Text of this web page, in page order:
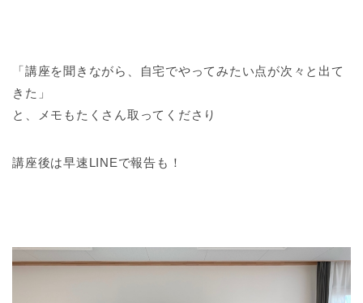
「講座を聞きながら、自宅でやってみたい点が次々と出て
きた」
と、メモもたくさん取ってくださり
講座後は早速LINEで報告も！